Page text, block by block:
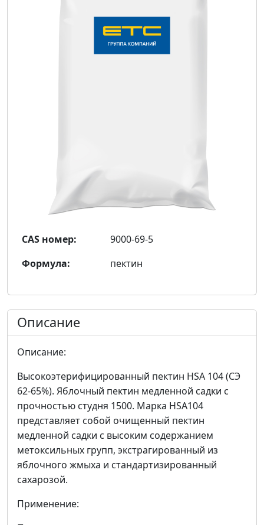
CAS номер:
9000-69-5
Формула:
пектин
Описание
Описание:
Высокоэтерифицированный пектин HSA 104 (СЭ
62-65%). Яблочный пектин медленной садки с
прочностью студня 1500. Марка HSA104
представляет собой очищенный пектин
медленной садки с высоким содержанием
метоксильных групп, экстрагированный из
яблочного жмыха и стандартизированный
сахарозой.
Применение: